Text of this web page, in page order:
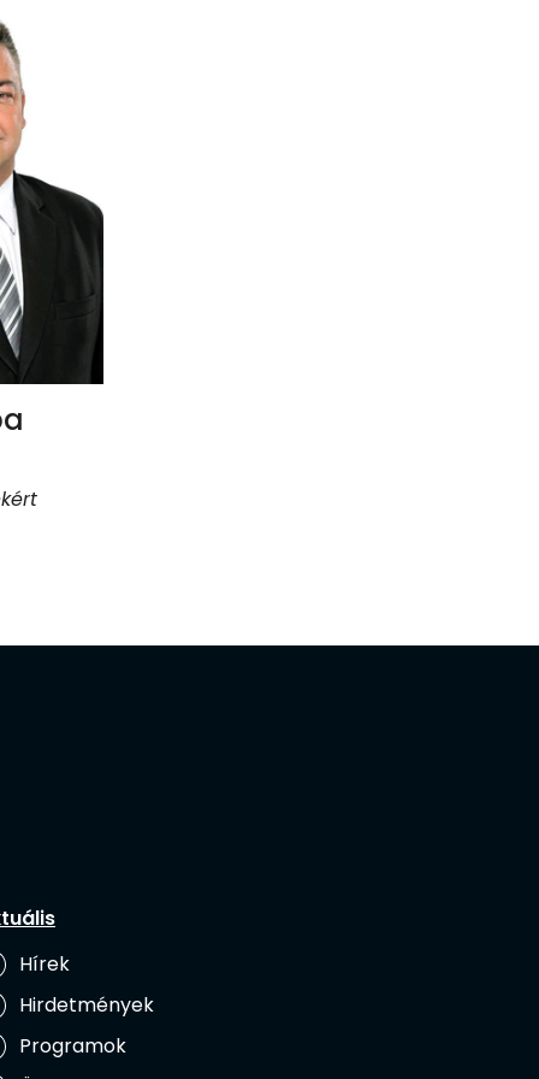
Hírek
Hirdetmények
Programok